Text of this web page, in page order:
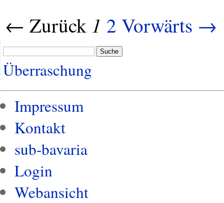
← Zurück 1 2 Vorwärts →
Suche
Überraschung
Impressum
Kontakt
sub-bavaria
Login
Webansicht